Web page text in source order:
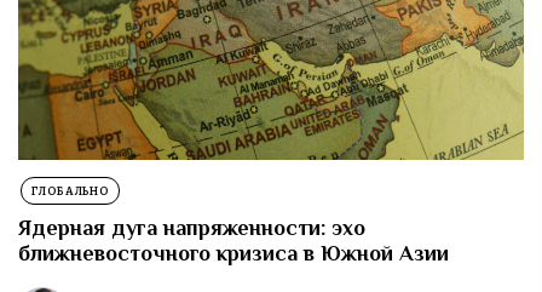
ГЛОБАЛЬНО
Ядерная дуга напряженности: эхо
ближневосточного кризиса в Южной Азии